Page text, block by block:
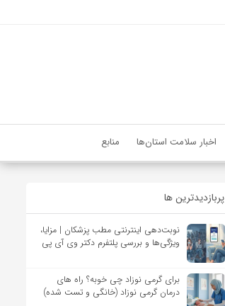
اخبار سلامت استان‌ها منابع
پربازدیدترین ها
نوبت‌دهی اینترنتی مطب پزشکان | مزایا،
ویژگی‌ها و بررسی پلتفرم دکتر وی آی پی
برای گرمی نوزاد چی خوبه؟ راه های
درمان گرمی نوزاد (خانگی و تست شده)